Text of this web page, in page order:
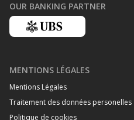
OUR BANKING PARTNER
MENTIONS LÉGALES
Mentions Légales
Traitement des données personelles
Politique de cookies